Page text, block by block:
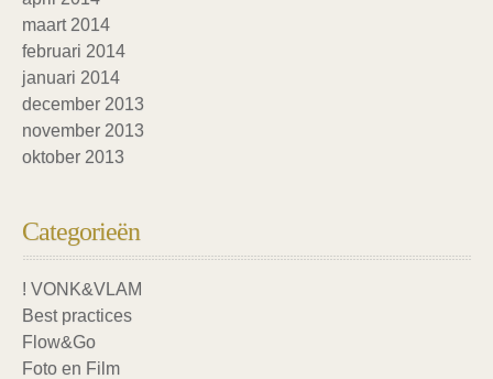
maart 2014
februari 2014
januari 2014
december 2013
november 2013
oktober 2013
Categorieën
! VONK&VLAM
Best practices
Flow&Go
Foto en Film